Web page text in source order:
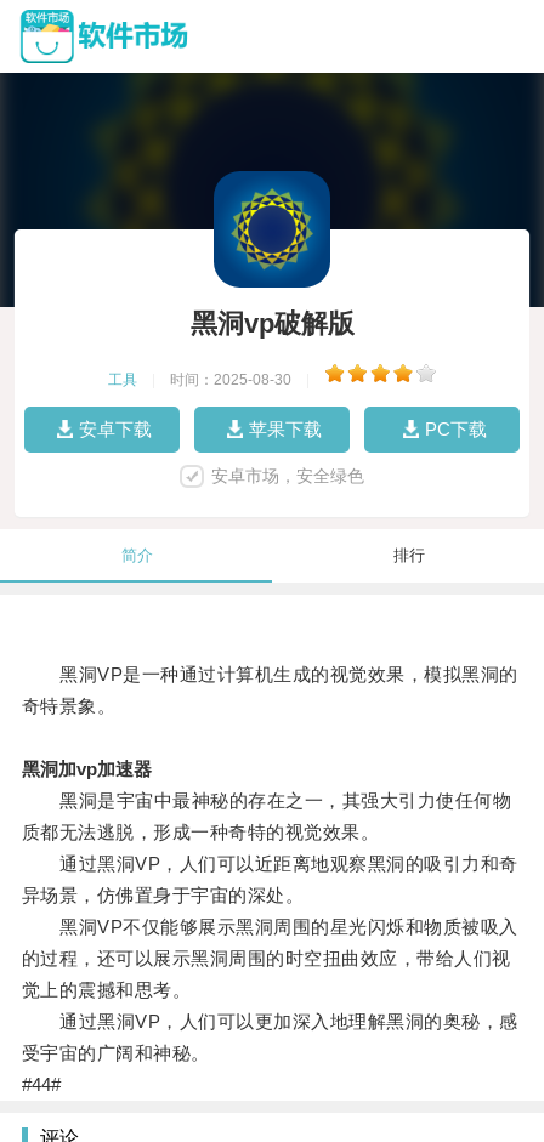
黑洞vp破解版
工具 时间：2025-08-30
安卓下载 苹果下载 PC下载
安卓市场，安全绿色
简介 排行
黑洞VP是一种通过计算机生成的视觉效果，模拟黑洞的
奇特景象。
黑洞加vp加速器
黑洞是宇宙中最神秘的存在之一，其强大引力使任何物
质都无法逃脱，形成一种奇特的视觉效果。
通过黑洞VP，人们可以近距离地观察黑洞的吸引力和奇
异场景，仿佛置身于宇宙的深处。
黑洞VP不仅能够展示黑洞周围的星光闪烁和物质被吸入
的过程，还可以展示黑洞周围的时空扭曲效应，带给人们视
觉上的震撼和思考。
通过黑洞VP，人们可以更加深入地理解黑洞的奥秘，感
受宇宙的广阔和神秘。
#44#